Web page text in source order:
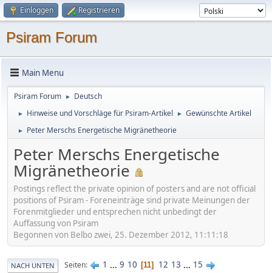
Einloggen Registrieren
Psiram Forum
Main Menu
Psiram Forum ► Deutsch
► Hinweise und Vorschläge für Psiram-Artikel ► Gewünschte Artikel
► Peter Merschs Energetische Migränetheorie
Peter Merschs Energetische
Migränetheorie
Postings reflect the private opinion of posters and are not official
positions of Psiram - Foreneinträge sind private Meinungen der
Forenmitglieder und entsprechen nicht unbedingt der
Auffassung von Psiram
Begonnen von Belbo zwei, 25. Dezember 2012, 11:11:18
NACH UNTEN Seiten 1 ... 9 10 11 12 13 ... 15